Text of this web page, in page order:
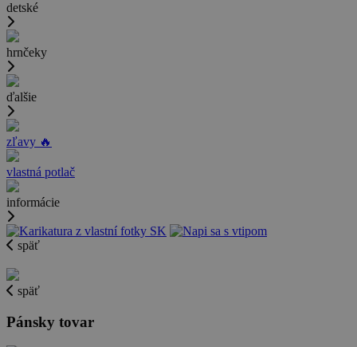
detské
hrnčeky
ďalšie
zľavy 🔥
vlastná potlač
informácie
späť
späť
Pánsky tovar